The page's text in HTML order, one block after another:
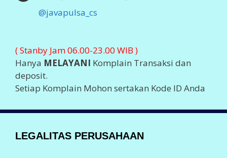
@javapulsa_cs
( Stanby Jam 06.00-23.00 WIB )
Hanya MELAYANI Komplain Transaksi dan
deposit.
Setiap Komplain Mohon sertakan Kode ID Anda
LEGALITAS PERUSAHAAN